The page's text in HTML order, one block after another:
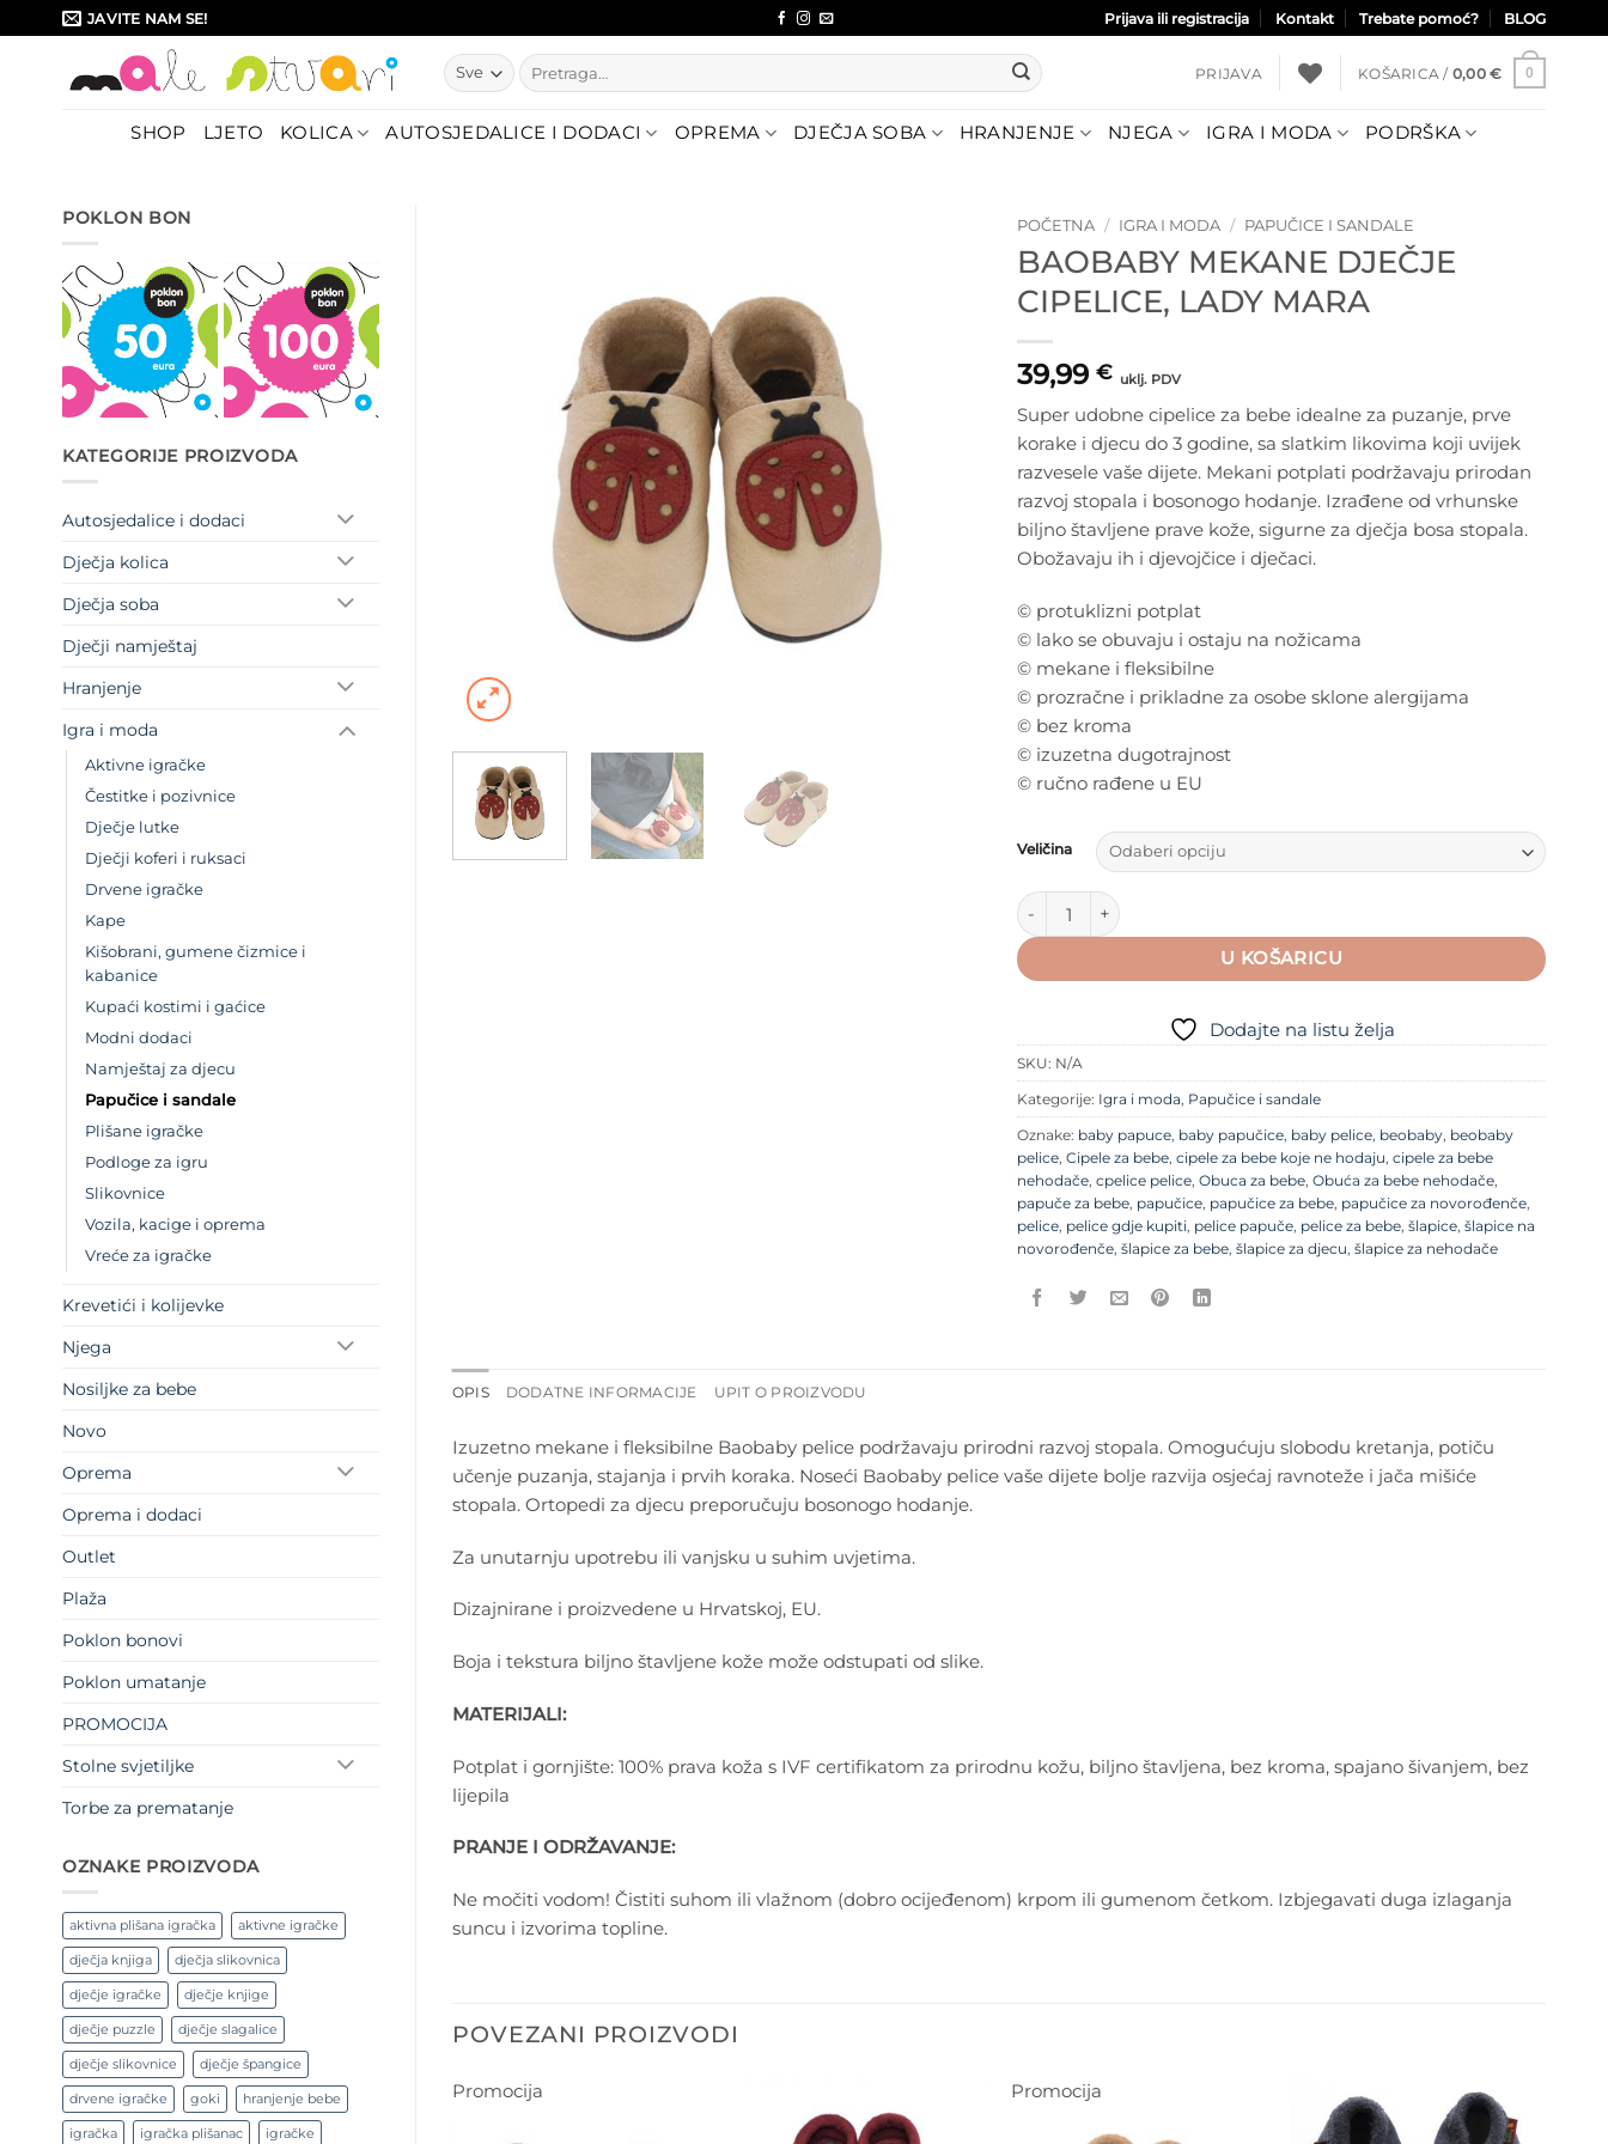
to
JAVITE NAM SE! Prijava ili registracija Kontakt Trebate pomoć? BLOG
Pretraži:
PRIJAVA KOŠARICA / 0,00 € 0
SHOP LJETO KOLICA AUTOSJEDALICE I DODACI OPREMA DJEČJA SOBA HRANJENJE NJEGA IGRA I MODA PODRŠKA
POKLON BON
KATEGORIJE PROIZVODA
Autosjedalice i dodaci
Dječja kolica
Dječja soba
Dječji namještaj
Hranjenje
Igra i moda
Aktivne igračke
Čestitke i pozivnice
Dječje lutke
Dječji koferi i ruksaci
Drvene igračke
Kape
Kišobrani, gumene čizmice i
kabanice
Kupaći kostimi i gaćice
Modni dodaci
Namještaj za djecu
Papučice i sandale
Plišane igračke
Podloge za igru
Slikovnice
Vozila, kacige i oprema
Vreće za igračke
Krevetići i kolijevke
Njega
Nosiljke za bebe
Novo
Oprema
Oprema i dodaci
Outlet
Plaža
Poklon bonovi
Poklon umatanje
PROMOCIJA
Stolne svjetiljke
Torbe za prematanje
OZNAKE PROIZVODA
aktivna plišana igračka aktivne igračke
dječja knjiga dječja slikovnica
dječje igračke dječje knjige
dječje puzzle dječje slagalice
dječje slikovnice dječje špangice
drvene igračke goki hranjenje bebe
igračka igračka plišanac igračke
POČETNA / IGRA I MODA / PAPUČICE I SANDALE
BAOBABY MEKANE DJEČJE
CIPELICE, LADY MARA
39,99 € uklj. PDV
Super udobne cipelice za bebe idealne za puzanje, prve
korake i djecu do 3 godine, sa slatkim likovima koji uvijek
razvesele vaše dijete. Mekani potplati podržavaju prirodan
razvoj stopala i bosonogo hodanje. Izrađene od vrhunske
biljno štavljene prave kože, sigurne za dječja bosa stopala.
Obožavaju ih i djevojčice i dječaci.
© protuklizni potplat
© lako se obuvaju i ostaju na nožicama
© mekane i fleksibilne
© prozračne i prikladne za osobe sklone alergijama
© bez kroma
© izuzetna dugotrajnost
© ručno rađene u EU
Veličina
Baobaby mekane dječje cipelice, Lady Mara količina
U KOŠARICU
Dodajte na listu želja
SKU: N/A
Kategorije: Igra i moda Papučice i sandale
Oznake: baby papuce baby papučice baby pelice beobaby beobaby
pelice Cipele za bebe cipele za bebe koje ne hodaju cipele za bebe
nehodače cpelice pelice Obuca za bebe Obuća za bebe nehodače
papuče za bebe papučice papučice za bebe papučice za novorođenče
pelice pelice gdje kupiti pelice papuče pelice za bebe šlapice šlapice na
novorođenče šlapice za bebe šlapice za djecu šlapice za nehodače
OPIS DODATNE INFORMACIJE UPIT O PROIZVODU
Izuzetno mekane i fleksibilne Baobaby pelice podržavaju prirodni razvoj stopala. Omogućuju slobodu kretanja, potiču
učenje puzanja, stajanja i prvih koraka. Noseći Baobaby pelice vaše dijete bolje razvija osjećaj ravnoteže i jača mišiće
stopala. Ortopedi za djecu preporučuju bosonogo hodanje.
Za unutarnju upotrebu ili vanjsku u suhim uvjetima.
Dizajnirane i proizvedene u Hrvatskoj, EU.
Boja i tekstura biljno štavljene kože može odstupati od slike.
MATERIJALI:
Potplat i gornjište: 100% prava koža s IVF certifikatom za prirodnu kožu, biljno štavljena, bez kroma, spajano šivanjem, bez
lijepila
PRANJE I ODRŽAVANJE:
Ne močiti vodom! Čistiti suhom ili vlažnom (dobro ocijeđenom) krpom ili gumenom četkom. Izbjegavati duga izlaganja
suncu i izvorima topline.
POVEZANI PROIZVODI
Promocija Promocija